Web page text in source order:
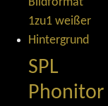
SPL
Phonitor